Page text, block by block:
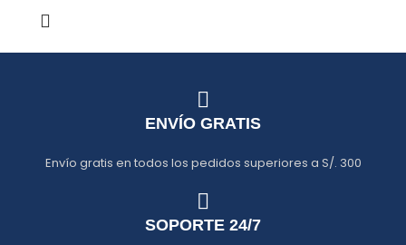
ENVÍO GRATIS
Envío gratis en todos los pedidos superiores a S/. 300
SOPORTE 24/7